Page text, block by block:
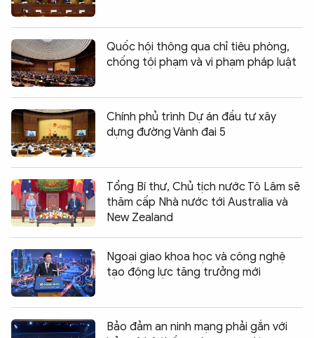
Quốc hội thông qua chỉ tiêu phòng,
chống tội phạm và vi phạm pháp luật
Chính phủ trình Dự án đầu tư xây
dựng đường Vành đai 5
Tổng Bí thư, Chủ tịch nước Tô Lâm sẽ
thăm cấp Nhà nước tới Australia và
New Zealand
Ngoại giao khoa học và công nghệ
tạo động lực tăng trưởng mới
Bảo đảm an ninh mạng phải gắn với